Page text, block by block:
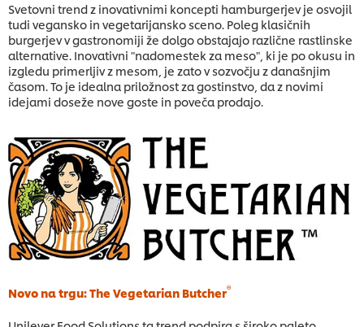
Svetovni trend z inovativnimi koncepti hamburgerjev je osvojil
tudi vegansko in vegetarijansko sceno. Poleg klasičnih
burgerjev v gastronomiji že dolgo obstajajo različne rastlinske
alternative. Inovativni "nadomestek za meso", ki je po okusu in
izgledu primerljiv z mesom, je zato v sozvočju z današnjim
časom. To je idealna priložnost za gostinstvo, da z novimi
idejami doseže nove goste in poveča prodajo.
Novo na trgu: The Vegetarian Butcher®